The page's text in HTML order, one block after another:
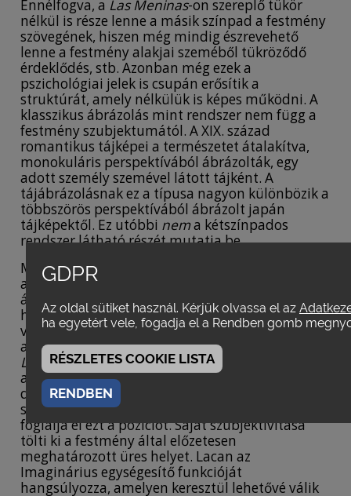
Ennélfogva, a Las Meninas-on szereplő tükör
nélkül is része lenne a másik színpad a festmény
szövegének, hiszen még mindig észrevehető
lenne a festmény alakjai szeméből tükröződő
érdeklődés, stb. Azonban még ezek a
pszichológiai jelek is csupán erősítik a
struktúrát, amely nélkülük is képes működni. A
klasszikus ábrázolás mint rendszer nem függ a
festmény szubjektumától. A XIX. század
romantikus tájképei a természetet átalakítva,
monokuláris perspektívából ábrázolták, egy
adott személy szemével látott tájként. A
tájábrázolásnak ez a típusa nagyon különbözik a
többszörös perspektívából ábrázolt japán
tájképektől. Ez utóbbi nema kétszínpados
rendszer látható részét mutatja be.
Miközben figuratív kódokat és technikákat
alkalmaz, a jelölési rendszerként felfogott
ábrázolás megkülönböztető sajátossága az,
hogy a megfestett tárgyat jellé alakítja. A
vásznon egy bizonyos módon megformált tárgy
az őt néző személy jelenlétének jelölőjévé válik. A
Las Meninasellentmondása arra mutat rá, hogy
a szubjektum helye nincs betöltve; szükséges
definiálni, de szabadon kell hagyni. A
szubjektum jelenlétének jelölőit olvasva a néző
foglalja el ezt a pozíciót. Saját szubjektivitása
tölti ki a festmény által előzetesen
meghatározott üres helyet. Lacan az
Imaginárius egységesítő funkcióját
hangsúlyozza, amelyen keresztül lehetővé válik
GDPR
Az oldal sütiket használ. Kérjük olvassa el az
ha egyetért vele, fogadja el a Rendben gomb
RÉSZLETES COOKIE LISTA
RENDBEN